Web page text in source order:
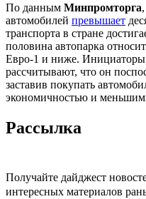
По данным Минпромторга
автомобилей превышает
транспорта в стране
половина автопарка
Евро-1 и ниже. Инициаторы
рассчитывают, что он
заставив покупать
экономичностью и
Рассылка
Получайте дайджест
интересных материалов